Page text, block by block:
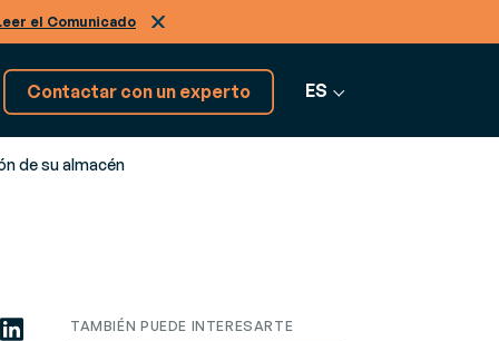
el Comunicado
Ver más software
Contactar con un experto ES
de su almacén
TAMBIÉN PUEDE INTERESARTE